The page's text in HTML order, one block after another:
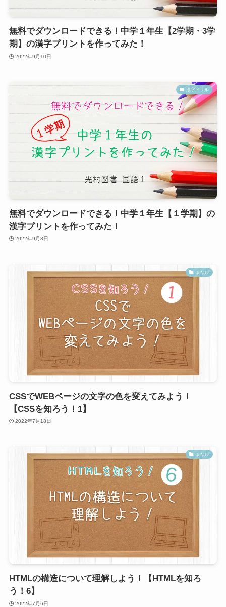
無料でダウンロードできる！中学１年生【2学期・3学
期】の漢字プリントを作ってみた！
2022年9月10日
漢字ドリル
無料でダウンロードできる！中学１年生【１学期】の
漢字プリントを作ってみた！
2022年9月8日
まなび
CSSでWEBページの文字の色を変えてみよう！
【CSSを知ろう！1】
2022年7月18日
まなび
HTMLの構造について理解しよう！【HTMLを知ろ
う！6】
2022年7月6日